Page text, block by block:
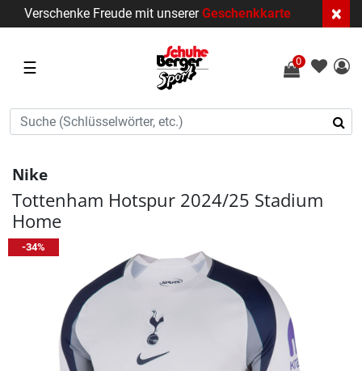
Verschenke Freude mit unsererGeschenkkarte ×
☰ 0
Nike
Tottenham Hotspur 2024/25 Stadium
Home
-34%